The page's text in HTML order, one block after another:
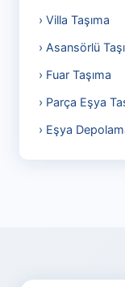
› Villa Taşıma
› Asansörlü
› Fuar Taşıma
› Parça Eşya
› Eşya